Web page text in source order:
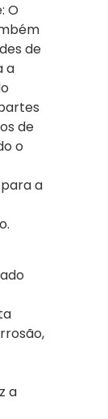
O
de
a
de
o
a
a